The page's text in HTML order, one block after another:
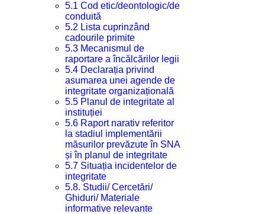
5.1 Cod etic/deontologic/de
conduită
5.2 Lista cuprinzând
cadourile primite
5.3 Mecanismul de
raportare a încălcărilor legii
5.4 Declarația privind
asumarea unei agende de
integritate organizațională
5.5 Planul de integritate al
instituției
5.6 Raport narativ referitor
la stadiul implementării
măsurilor prevăzute în SNA
și în planul de integritate
5.7 Situația incidentelor de
integritate
5.8. Studii/ Cercetări/
Ghiduri/ Materiale
informative relevante